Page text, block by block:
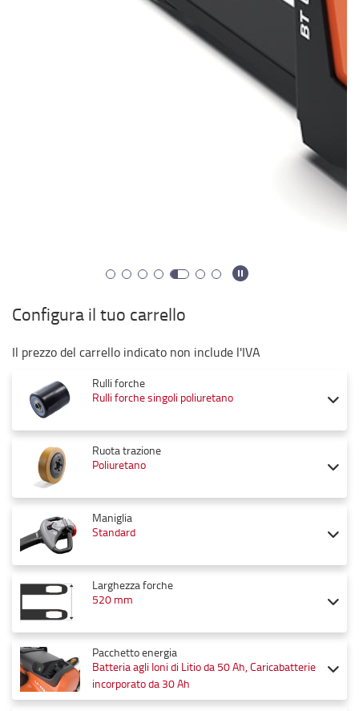
Configura il tuo carrello
Il prezzo del carrello indicato non include l'IVA
Rulli forche
Rulli forche singoli poliuretano
Ruota trazione
Poliuretano
Maniglia
Standard
Larghezza forche
520 mm
Pacchetto energia
Batteria agli Ioni di Litio da 50 Ah, Caricabatterie
incorporato da 30 Ah